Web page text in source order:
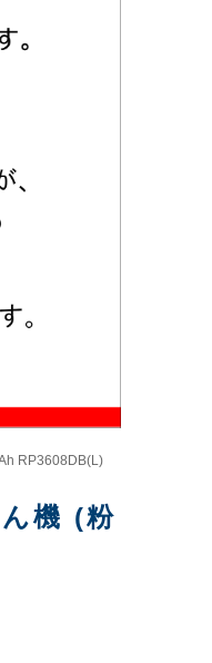
RP3608DB(L)
機 (粉